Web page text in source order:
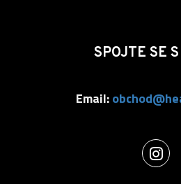
SPOJTE SE
Email: